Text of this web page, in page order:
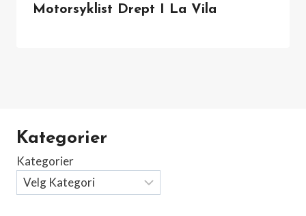
Motorsyklist Drept I La Vila
Kategorier
Kategorier